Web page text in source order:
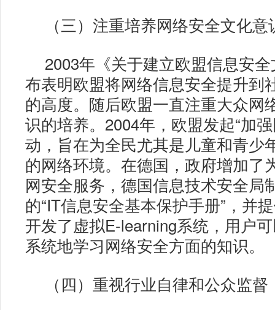
（三）注重培养网络安全文化意
2003年《关于建立欧盟信息安
布表明欧盟将网络信息安全提升到
的高度。随后欧盟一直注重大众网
识的培养。2004年，欧盟发起“加
动，旨在为全民尤其是儿童和青少
的网络环境。在德国，政府增加了
网安全服务，德国信息技术安全局
的“IT信息安全基本保护手册”，并
开发了虚拟E-learning系统，用户
系统地学习网络安全方面的知识。
（四）重视行业自律和公众监督